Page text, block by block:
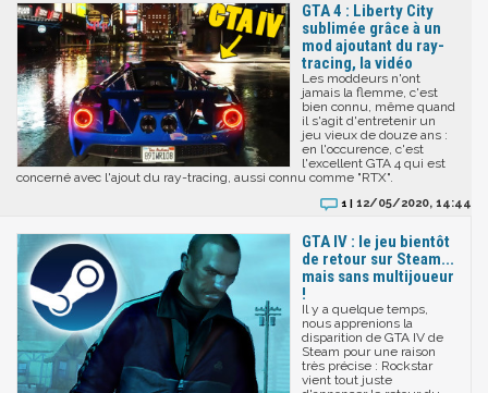
GTA 4 : Liberty City
sublimée grâce à un
mod ajoutant du ray-
tracing, la vidéo
Les moddeurs n'ont
jamais la flemme, c'est
bien connu, même quand
il s'agit d'entretenir un
jeu vieux de douze ans :
en l'occurence, c'est
l'excellent GTA 4 qui est
concerné avec l'ajout du ray-tracing, aussi connu comme "RTX".
1 | 12/05/2020, 14:44
GTA IV : le jeu bientôt
de retour sur Steam...
mais sans multijoueur
!
Il y a quelque temps,
nous apprenions la
disparition de GTA IV de
Steam pour une raison
très précise : Rockstar
vient tout juste